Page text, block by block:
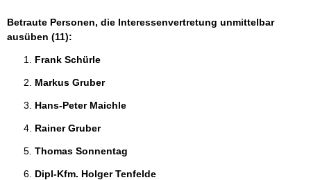
Betraute Personen, die Interessenvertretung unmittelbar
ausüben (11):
Frank Schürle
Markus Gruber
Hans-Peter Maichle
Rainer Gruber
Thomas Sonnentag
Dipl-Kfm. Holger Tenfelde